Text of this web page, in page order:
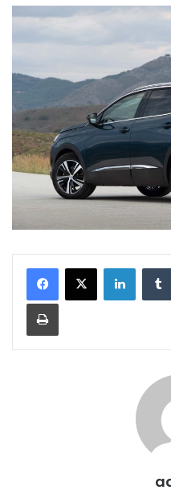
Yazdır